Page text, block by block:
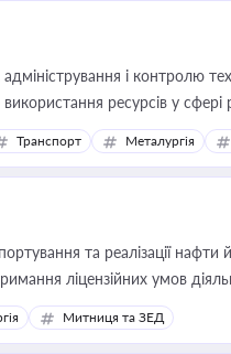
і контролю
ресурсів у
Транспорт Металургія
та реалізації
ліцензійних умов
Митниця та ЗЕД